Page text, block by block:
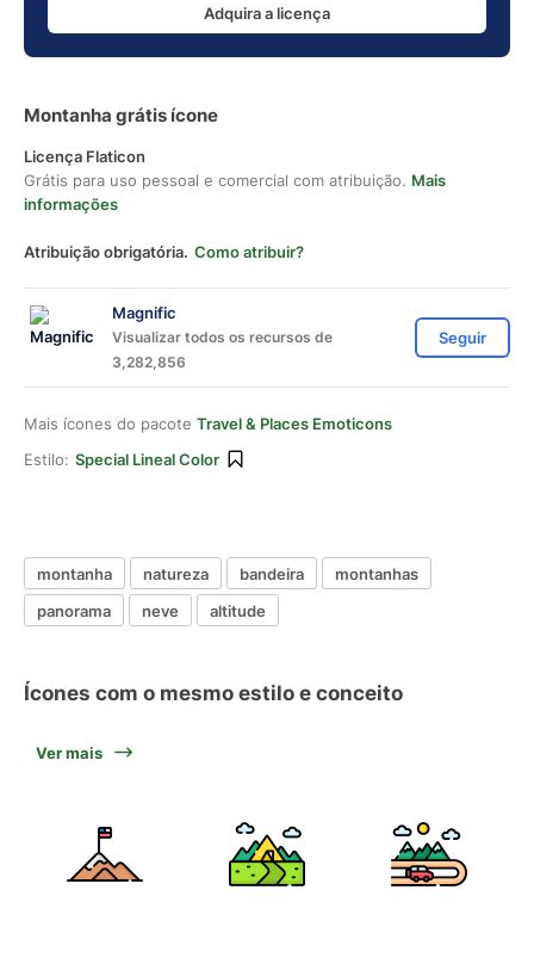
Adquira a licença
Montanha grátis ícone
Licença Flaticon
Grátis para uso pessoal e comercial com atribuição. Mais
informações
Atribuição obrigatória. Como atribuir?
Magnific
Visualizar todos os recursos de
3,282,856
Seguir
Mais ícones do pacote Travel & Places Emoticons
Estilo: Special Lineal Color
montanha natureza bandeira
montanhas
panorama
neve altitude
Ícones com o mesmo estilo e conceito
Ver mais